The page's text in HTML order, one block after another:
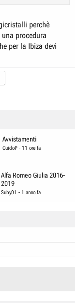
restano
perchè
procedura
per la Ibiza devi
Avvistamenti
GuidoP - 11 ore fa
Alfa Romeo Giulia 2016-
2019
Suby01 - 1 anno fa